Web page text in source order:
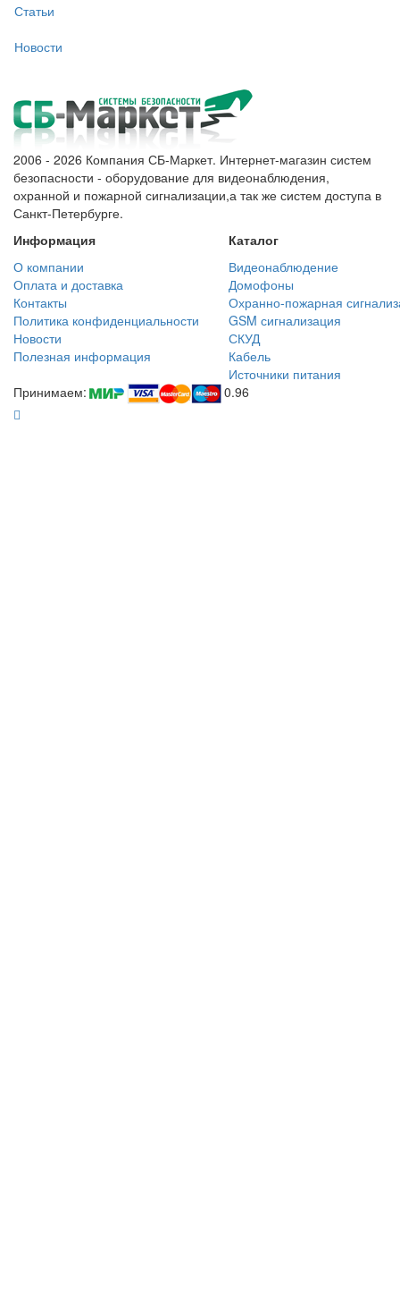
Статьи
Новости
2006 - 2026 Компания СБ-Маркет. Интернет-магазин систем
безопасности - оборудование для видеонаблюдения,
охранной и пожарной сигнализации,а так же систем доступа в
Санкт-Петербурге.
Информация
Каталог
О компании
Видеонаблюдение
Оплата и доставка
Домофоны
Контакты
Охранно-пожарная
Политика конфиденциальности
GSM сигнализация
Новости
СКУД
Полезная информация
Кабель
Источники питания
Принимаем:
0.96